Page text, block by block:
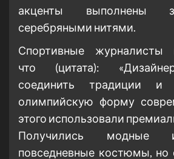
акценты выполнены
серебряными нитями.
Спортивные журналисты
что (цитата):
соединить традиции и
олимпийскую форму
этого использовали
Получились модные
повседневные костюмы, но